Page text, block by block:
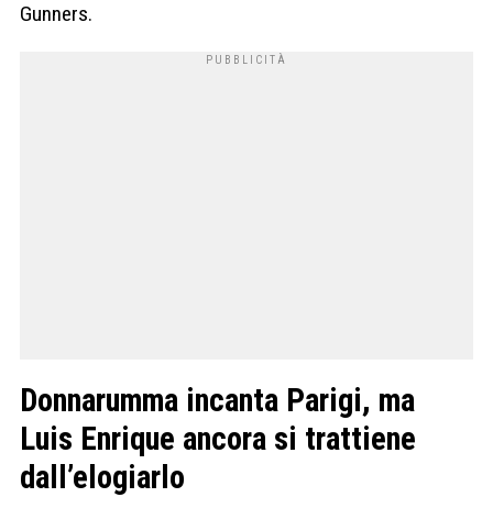
Gunners.
Donnarumma incanta Parigi, ma
Luis Enrique ancora si trattiene
dall’elogiarlo